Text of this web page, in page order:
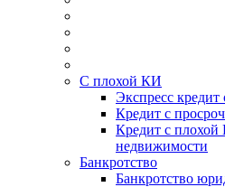
С плохой КИ
Экспресс кредит
Кредит с
Кредит с плохой
недвижимости
Банкротство
Банкротство